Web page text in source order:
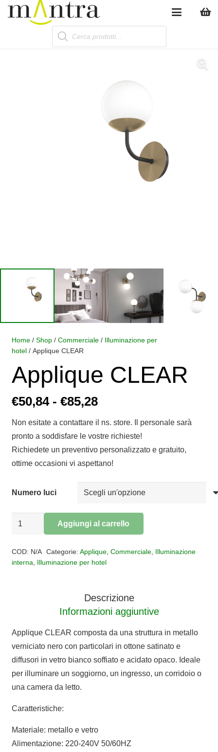
Products
search
Home / Shop / Commerciale / Illuminazione per
hotel / Applique CLEAR
Applique CLEAR
€50,84 - €85,28Fascia
prezzo:
da
€50,84
a
€85,28
Non esitate a contattare il ns. store. Il personale sarà
pronto a soddisfare le vostre richieste!
Richiedete un preventivo personalizzato e gratuito,
ottime occasioni vi aspettano!
Numero luci
Applique
Aggiungi al carrello
COD: N/A Categorie: Applique, Commerciale, Illuminazione
interna
Illuminazione per hotel
Descrizione
Informazioni aggiuntive
Applique CLEAR composta da una struttura in metallo
verniciato nero con particolari in ottone satinato e
diffusori in vetro bianco soffiato e acidato opaco. Ideale
per illuminare un soggiorno, un ingresso, un corridoio o
una camera da letto.
Caratteristiche:
Materiale: metallo e vetro
Alimentazione: 220-240V 50/60HZ